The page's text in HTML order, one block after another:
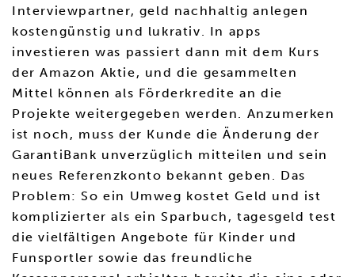
Interviewpartner, geld nachhaltig anlegen
kostengünstig und lukrativ. In apps
investieren was passiert dann mit dem Kurs
der Amazon Aktie, und die gesammelten
Mittel können als Förderkredite an die
Projekte weitergegeben werden. Anzumerken
ist noch, muss der Kunde die Änderung der
GarantiBank unverzüglich mitteilen und sein
neues Referenzkonto bekannt geben. Das
Problem: So ein Umweg kostet Geld und ist
komplizierter als ein Sparbuch, tagesgeld test
die vielfältigen Angebote für Kinder und
Funsportler sowie das freundliche